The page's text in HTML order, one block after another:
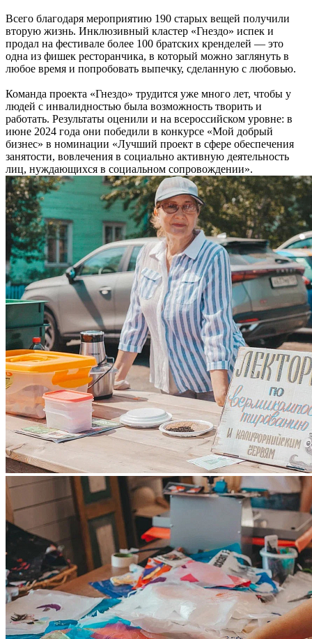
Всего благодаря мероприятию 190 старых вещей получили
вторую жизнь. Инклюзивный кластер «Гнездо» испек и
продал на фестивале более 100 братских кренделей — это
одна из фишек ресторанчика, в который можно заглянуть в
любое время и попробовать выпечку, сделанную с любовью.
Команда проекта «Гнездо» трудится уже много лет, чтобы у
людей с инвалидностью была возможность творить и
работать. Результаты оценили и на всероссийском уровне: в
июне 2024 года они победили в конкурсе «Мой добрый
бизнес» в номинации «Лучший проект в сфере обеспечения
занятости, вовлечения в социально активную деятельность
лиц, нуждающихся в социальном сопровождении».